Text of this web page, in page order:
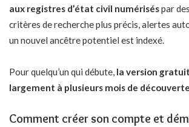
aux registres d’état civil numériséspar
critères de recherche plus précis, alertes
un nouvel ancêtre potentiel est indexé.
Pour quelqu’un qui débute, la version
largement à plusieurs mois de
Comment créer son compte et